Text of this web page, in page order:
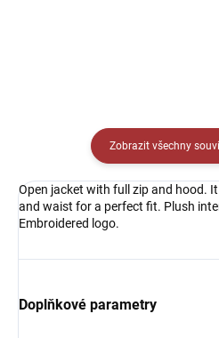
Zobrazit všechny
Open jacket with full zip and hood.
and waist for a perfect fit. Plush
Embroidered logo.
Doplňkové parametry